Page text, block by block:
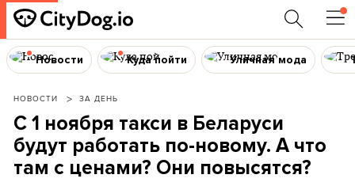
Новости Куда пойти Уличная мода
НОВОСТИ ЗА ДЕНЬ
С 1 ноября такси в Беларуси
будут работать по-новому. А что
там с ценами? Они повысятся?